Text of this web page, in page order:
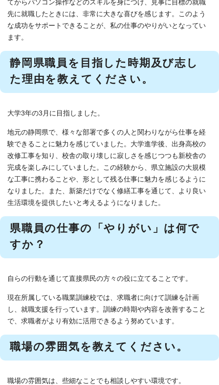
てからパソコン操作などのスキルを身につけ、見事に目標の就職
先に就職したときには、非常に大きな喜びを感じます。このよう
な成功をサポートできることが、私の仕事のやりがいとなってい
ます。
静岡県職員を目指した時期及び志し
た理由を教えてください。
大学3年の3月に目指しました。
地元の静岡県で、様々な部署で多くの人と関わりながら仕事を経
験できることに魅力を感じていました。大学進学後、出身高校の
改修工事を知り、校舎の取り壊しに寂しさを感じつつも新校舎の
完成を楽しみにしていました。この経験から、県立施設の大規模
な工事に携わることや、形として残る仕事に魅力を感じるように
なりました。また、新築だけでなく修繕工事を通じて、より良い
生活環境を提供したいと考えるようになりました。
県職員の仕事の「やりがい」は何で
すか？
自らの行動を通じて直接県民の方々の役に立てることです。
現在所属している職業訓練校では、求職者に向けて訓練を計画
し、就職支援を行っています。訓練の時期や内容を改善すること
で、求職者がより有効に活用できるよう努めています。
職場の雰囲気を教えてください。
職場の雰囲気は、些細なことでも相談しやすい環境です。